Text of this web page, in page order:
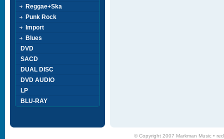
Reggae+Ska
Punk Rock
Import
Blues
DVD
SACD
DUAL DISC
DVD AUDIO
LP
BLU-RAY
© Copyright 2007 Markman Music •